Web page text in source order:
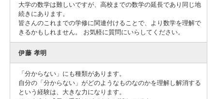
大学の数学は難しいですが、高校までの数学の延長であり同じ地
続きにあります。
皆さんのこれまでの学修に関連付けることで、より数学を理解で
きるかもしれません。 お気軽に質問にいらしてください。
伊藤 孝明
「分からない」にも種類があります。
自分の「分からない」がどのようなものなのかを理解し解消する
という経験は、大きな力になります。